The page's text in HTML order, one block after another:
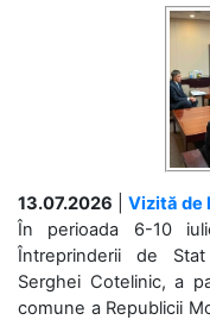
13.07.2026
Vizită de
În perioada 6-10
Întreprinderii de
Serghei Cotelinic, a
comune a Republicii